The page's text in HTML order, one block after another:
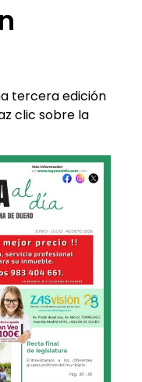
tercera edición
clic sobre la